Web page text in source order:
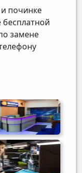
починке
замене